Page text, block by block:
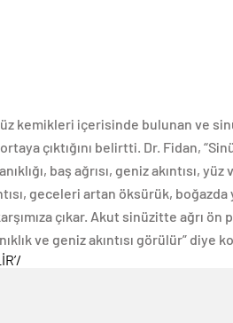
kemikleri içerisinde bulunan ve
çıktığını belirtti. Dr. Fidan,
baş ağrısı, geniz akıntısı,
geceleri artan öksürük,
çıkar. Akut sinüzitte ağrı
ve geniz akıntısı görülür” diye
/